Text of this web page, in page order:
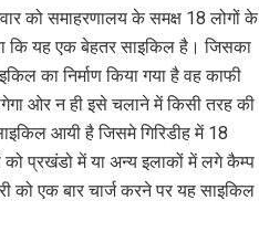
को समाहरणालय के समक्ष 18 लोगों के
कि यह एक बेहतर साइकिल है। जिसका
का निर्माण किया गया है वह काफी
ओर न ही इसे चलाने में किसी तरह की
आयी है जिसमे गिरिडीह में 18
को प्रखंडो में या अन्य इलाकों में लगे कैम्प
को एक बार चार्ज करने पर यह साइकिल